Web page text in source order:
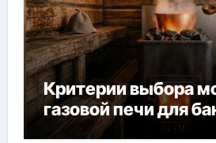
Критерии выбора
газовой печи для